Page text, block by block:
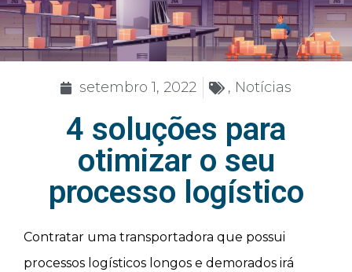
setembro 1, 2022 , Notícias
4 soluções para
otimizar o seu
processo logístico
Contratar uma transportadora que possui
processos logísticos longos e demorados irá